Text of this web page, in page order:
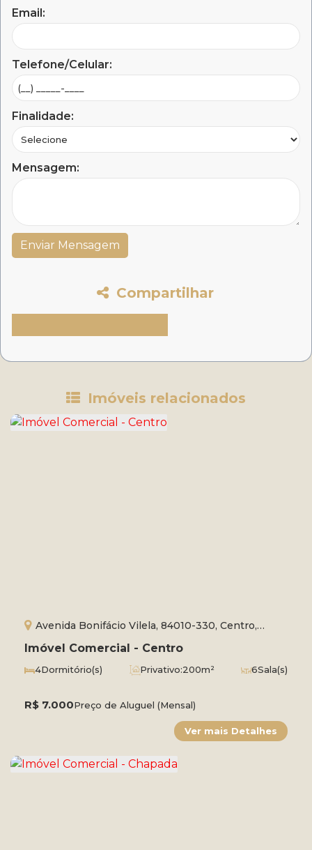
Email:
Telefone/Celular:
Finalidade:
Mensagem:
Compartilhar
Imóveis relacionados
Imóvel Comercial - Centro
R$ 7.000Preço de Aluguel (Mensal)
Avenida Bonifácio Vilela, 84010-330, Centro,
Ponta Grossa, Paraná, Brasil
4Dormitório(s) Privativo:200m² 6Sala(s)